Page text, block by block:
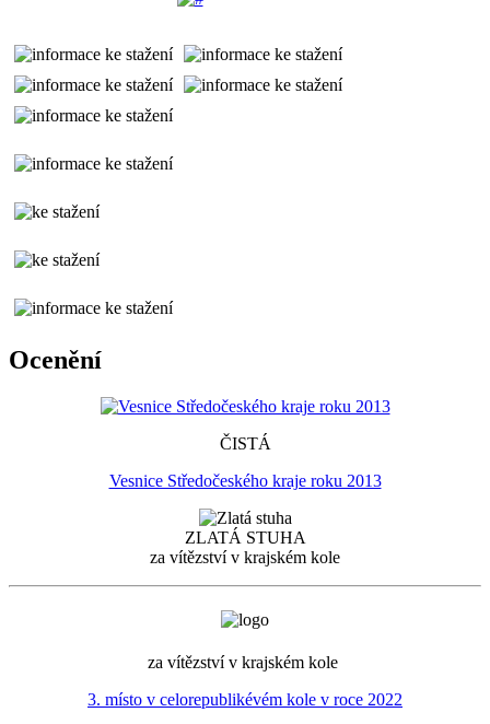
Ocenění
ČISTÁ
Vesnice Středočeského kraje roku 2013
ZLATÁ STUHA
za vítězství v krajském kole
za vítězství v krajském kole
3. místo v celorepublikévém kole v roce 2022